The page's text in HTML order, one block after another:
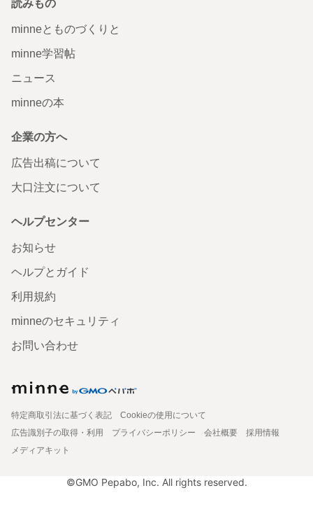
読みもの
minneとものづくりと
minne学習帖
ニュース
minneの本
企業の方へ
広告出稿について
大口注文について
ヘルプセンター
お知らせ
ヘルプとガイド
利用規約
minneのセキュリティ
お問い合わせ
特定商取引法に基づく表記
Cookieの使用について
広告識別子の取得・利用
プライバシーポリシー 会社概要
採用情報
メディアキット
©GMO Pepabo, Inc. All rights reserved.